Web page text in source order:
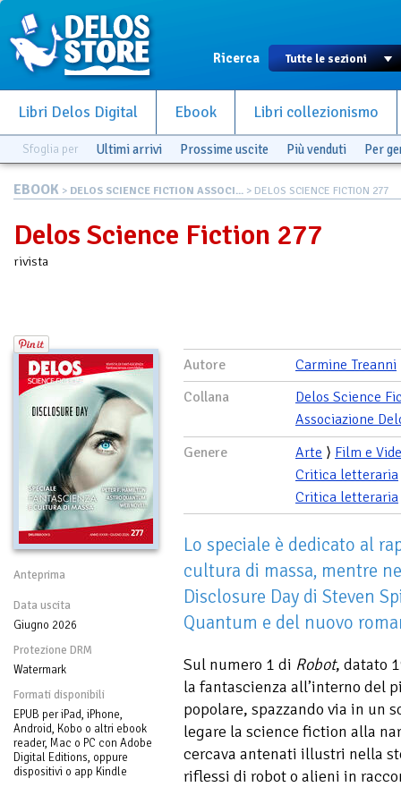
Ricerca
Libri Delos Digital Ebook Libri collezionismo
Sfoglia per Ultimi arrivi Prossime uscite Più venduti Per
EBOOK > DELOS SCIENCE FICTION ASSOCI... > DELOS SCIENCE FICTION 277
Delos Science Fiction 277
rivista
Anteprima
Data uscita
Giugno 2026
Protezione DRM
Watermark
Formati disponibili
EPUB per iPad, iPhone,
Android, Kobo o altri ebook
reader, Mac o PC con Adobe
Digital Editions, oppure
dispositivi o app Kindle
Autore
Carmine Treanni
Collana
Delos Science
Associazione
Genere
Arte ⟩ Film e
Critica letteraria
Critica letteraria
Lo speciale è dedicato al
cultura di massa, mentre
Disclosure Day di Steven
Quantum e del nuovo
Sul numero 1 di Robot, datato
la fantascienza all’interno del
popolare, spazzando via in un
legare la science fiction alla
cercava antenati illustri nella
riflessi di robot o alieni in